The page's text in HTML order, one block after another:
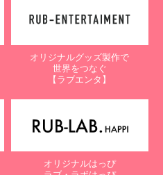
オリジナルグッズ製作で
世界をつなぐ
【ラブエンタ】
オリジナルはっぴ